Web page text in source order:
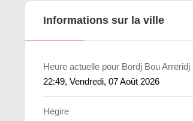
Informations sur la ville
Heure actuelle pour Bordj Bou Arreridj
22:49, Vendredi, 07 Août 2026
Hégire